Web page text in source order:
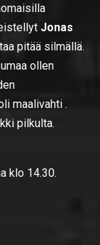
Jonas
pitää silmällä.
ollen
maalivahti .
pilkulta.
klo 14.30.